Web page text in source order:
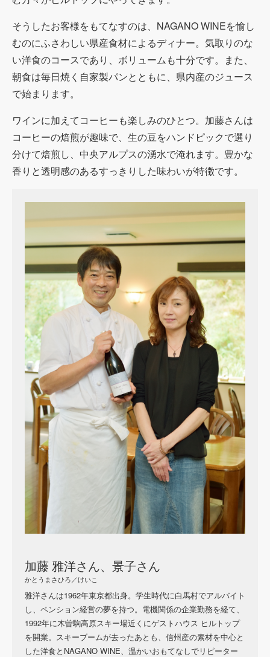
そうしたお客様をもてなすのは、NAGANO WINEを愉し
むのにふさわしい県産食材によるディナー。気取りのな
い洋食のコースであり、ボリュームも十分です。また、
朝食は毎日焼く自家製パンとともに、県内産のジュース
で始まります。
ワインに加えてコーヒーも楽しみのひとつ。加藤さんは
コーヒーの焙煎が趣味で、生の豆をハンドピックで選り
分けて焙煎し、中央アルプスの湧水で淹れます。豊かな
香りと透明感のあるすっきりした味わいが特徴です。
加藤 雅洋さん、景子さん
かとうまさひろ／けいこ
雅洋さんは1962年東京都出身。学生時代に白馬村でアルバイト
し、ペンション経営の夢を持つ。電機関係の企業勤務を経て、
1992年に木曽駒高原スキー場近くにゲストハウス ヒルトップ
を開業。スキーブームが去ったあとも、信州産の素材を中心と
した洋食とNAGANO WINE、温かいおもてなしでリピーター